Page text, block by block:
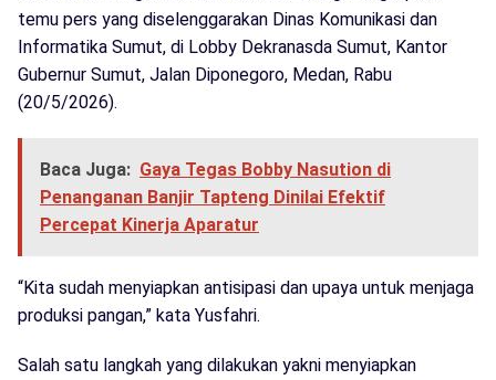
temu pers yang diselenggarakan Dinas Komunikasi dan
Informatika Sumut, di Lobby Dekranasda Sumut, Kantor
Gubernur Sumut, Jalan Diponegoro, Medan, Rabu
(20/5/2026).
Baca Juga: Gaya Tegas Bobby Nasution di
Penanganan Banjir Tapteng Dinilai Efektif
Percepat Kinerja Aparatur
“Kita sudah menyiapkan antisipasi dan upaya untuk menjaga
produksi pangan,” kata Yusfahri.
Salah satu langkah yang dilakukan yakni menyiapkan